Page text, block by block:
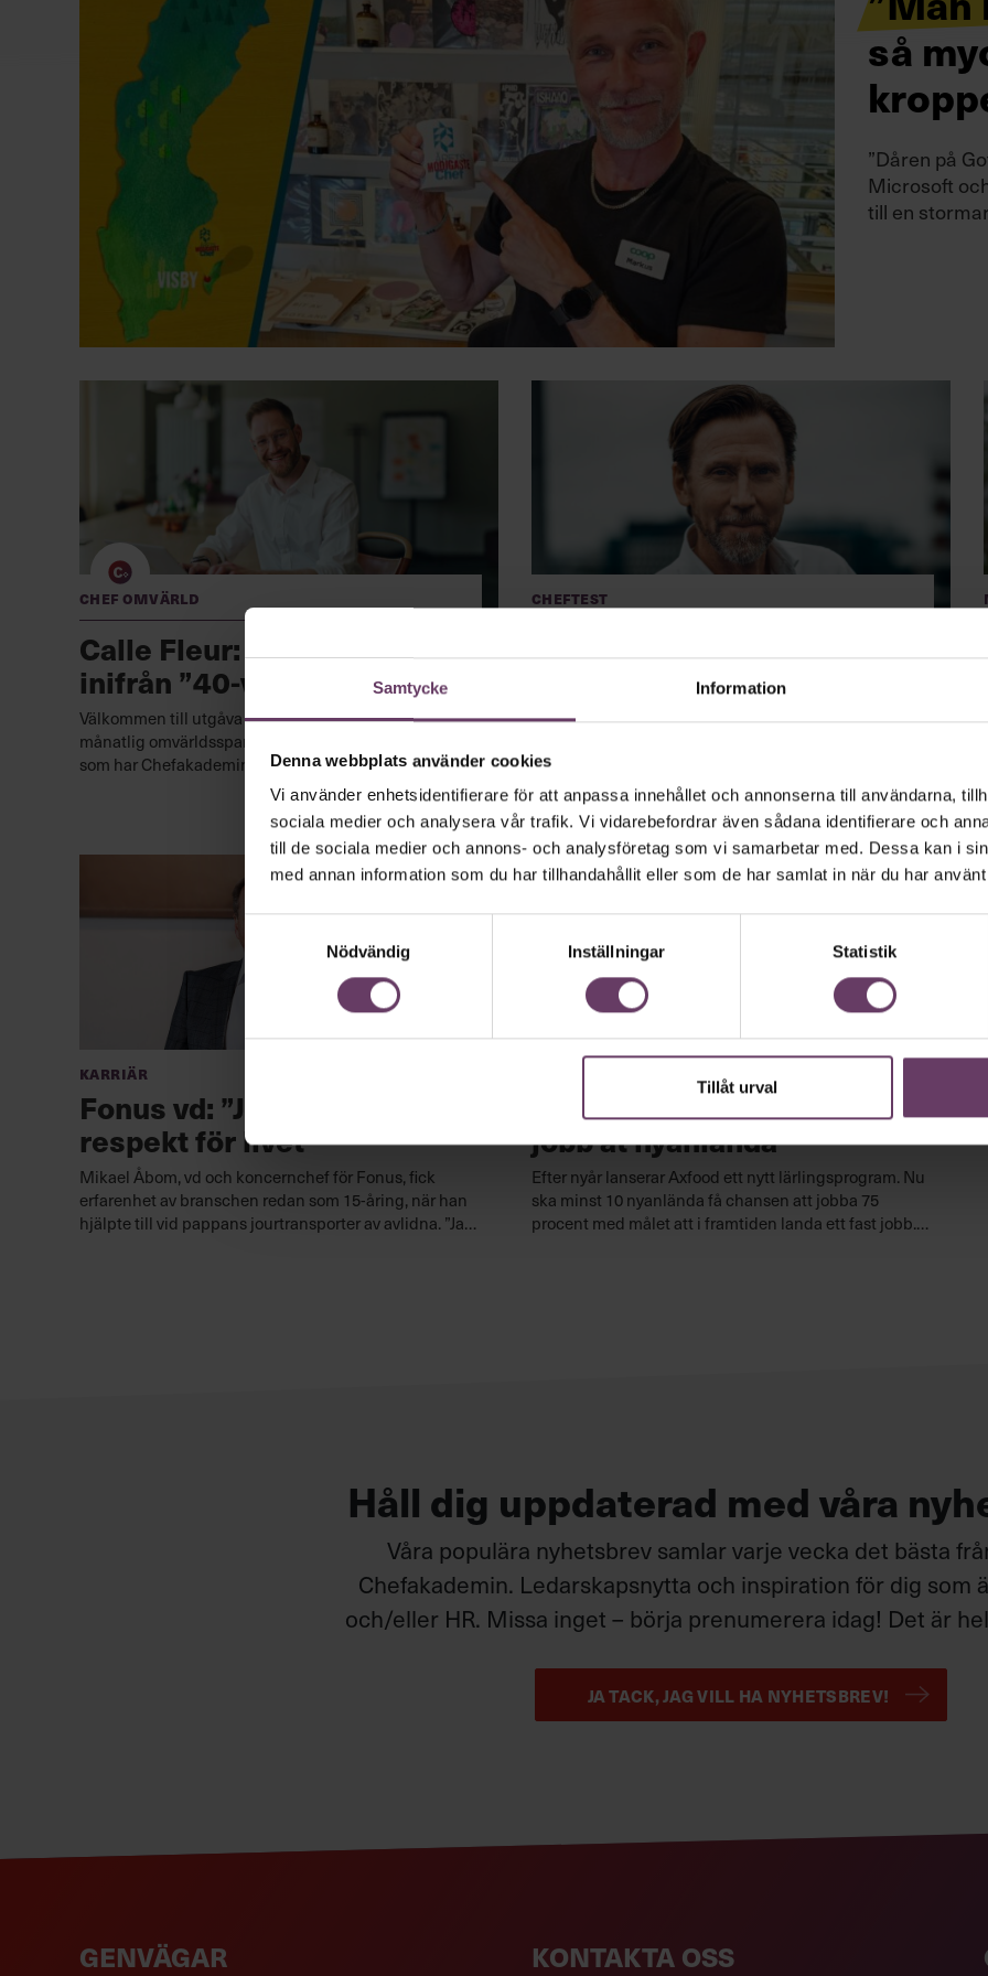
Samtycke Information
Denna webbplats använder cookies
Vi använder enhetsidentifierare för att anpassa innehållet och annonserna till användarna,
sociala medier och analysera vår trafik. Vi vidarebefordrar även sådana identifierare och
till de sociala medier och annons- och analysföretag som vi samarbetar med. Dessa kan i
med annan information som du har tillhandahållit eller som de har samlat in när du har
Nödvändig
Inställningar Statistik
Tillåt urval
så
”Dåren på
Microsoft
till en
Chef Omvärld
Calle Fleur: Ett rop på hjälp
inifrån ”40-veckorna”
Välkommen till utgåva 4 av Chef Monthly, en exklusiv
månatlig omvärldsspaning – endast tillgänglig för dig
som har Chefakademin+.
Cheftest
Axfood
Axfoods vd toppar ledarligan med 36 poäng av 40.
Kritiken mot Klas Balkow är ytterst sparsam. Om det
Karriär
Fonus vd: ”Jag fick en väldig
respekt för livet”
Mikael Åbom, vd och koncernchef för Fonus, fick
erfarenhet av branschen redan som 15-åring, när han
hjälpte till vid pappans jourtransporter av avlidna. ”Jag
Matjätten: Så ska vi fixa
jobb åt nyanlända
Efter nyår lanserar Axfood ett nytt lärlingsprogram. Nu
ska minst 10 nyanlända få chansen att jobba 75
procent med målet att i framtiden landa ett fast jobb.
Håll dig uppdaterad med våra
Våra populära nyhetsbrev samlar varje vecka det bästa
Chefakademin. Ledarskapsnytta och inspiration för dig som
och/eller HR. Missa inget – börja prenumerera idag! Det är
JA TACK, JAG VILL HA NYHETSBREV!
GENVÄGAR KONTAKTA OSS